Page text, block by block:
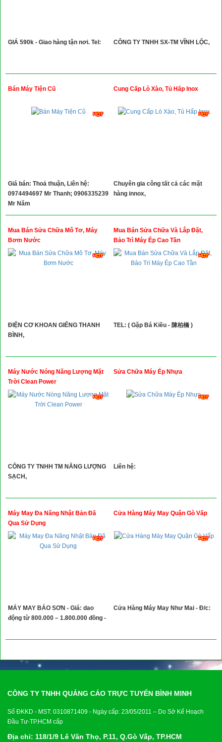
GIÁ 590k - Giao hàng tận nơi. Tel: CÔNG TY TNHH SX-TM VĨNH LỘC,
Bán Máy Tiện Cũ
Giá bán: Thoả thuận, Liên hệ:
0974494697 Mr Thanh; 0906335239
Mr Năm
Cung Cấp Lò Xào, Tủ Hấp Inox
Chuyên gia công tất cả các mặt
hàng innox,
Mua Bán Sửa Chữa Mô Tơ, Máy
Bơm Nước
ĐIỆN CƠ KHOAN GIẾNG THANH
BÌNH,
Mua Bán Sửa Chữa Và Lắp Đặt,
Bảo Trì Máy Ép Cao Tần
TEL: ( Gặp Bá Kiều - 陳柏橋 )
Máy Nước Nóng Năng Lượng Mặt
Trời Clean Power
CÔNG TY TNHH TM NĂNG LƯỢNG
SẠCH,
Sửa Chữa Máy Ép Nhựa
Liên hệ:
Máy May Đa Năng Nhật Bản Đã
Qua Sử Dụng
MÁY MAY BẢO SƠN - Giá: dao
động từ 800.000 – 1.800.000 đồng -
Cửa Hàng Máy May Quận Gò Vấp
Cửa Hàng Máy May Như Mai - Đ/c:
CÔNG TY TNHH QUẢNG CÁO TRỰC TUYẾN BÌNH MINH
Số ĐKKD - MST: 0310871409 - Ngày cấp: 23/05/2011 – Do Sở Kế Hoạch
Đầu Tư-TP.HCM cấp
Địa chỉ: 118/1/9 Lê Văn Thọ, P.11, Q.Gò Vấp, TP.HCM